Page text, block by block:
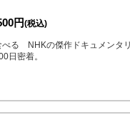
円(税込)
べる NHKの傑作ドキュメンタ
日密着。